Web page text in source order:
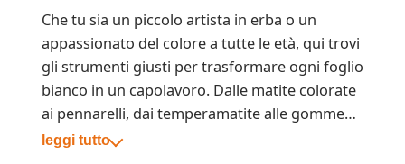
Che tu sia un piccolo artista in erba o un
appassionato del colore a tutte le età, qui trovi
gli strumenti giusti per trasformare ogni foglio
bianco in un capolavoro. Dalle matite colorate
ai pennarelli, dai temperamatite alle gomme
divertenti, fino agli astucci e alle penne
leggi tutto